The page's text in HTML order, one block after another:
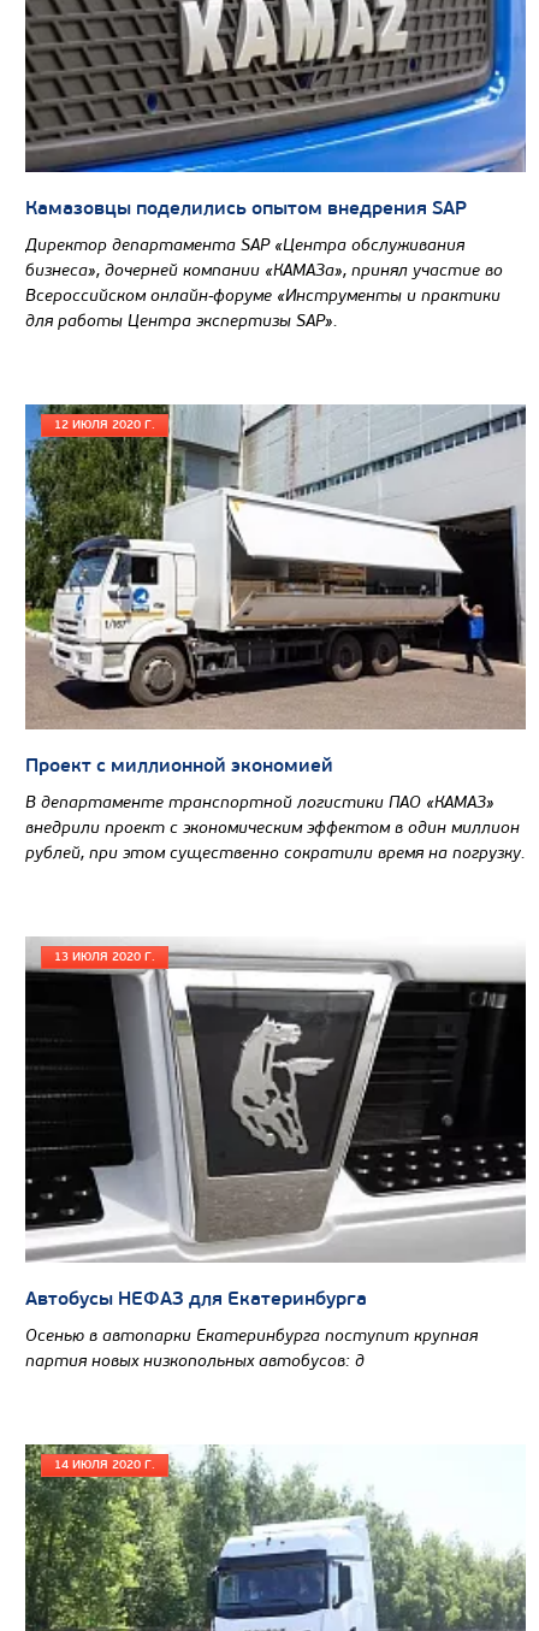
Узнать цену
САМОСВАЛ КАМАЗ-65802
Цена по запросу
Производитель
Экологический класс
Грузоподъемность, кг
Вместимость кузова, м3
Направление разгрузки
Узнать цену
Камазовцы поделились опытом внедрения SAP
Директор департамента SAP «Центра обслуживания
бизнеса», дочерней компании «КАМАЗа», принял участие во
Всероссийском онлайн-форуме «Инструменты и практики
для работы Центра экспертизы SAP».
12 ИЮЛЯ 2020 Г.
Проект с миллионной экономией
В департаменте транспортной логистики ПАО «КАМАЗ»
внедрили проект с экономическим эффектом в один миллион
рублей, при этом существенно сократили время на погрузку.
13 ИЮЛЯ 2020 Г.
Автобусы НЕФАЗ для Екатеринбурга
Осенью в автопарки Екатеринбурга поступит крупная
партия новых низкопольных автобусов: д
14 ИЮЛЯ 2020 Г.